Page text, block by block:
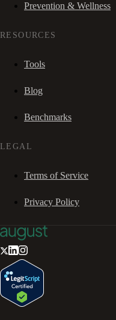
Prevention & Wellness
RESOURCES
Tools
Blog
Benchmarks
LEGAL
Terms of Service
Privacy Policy